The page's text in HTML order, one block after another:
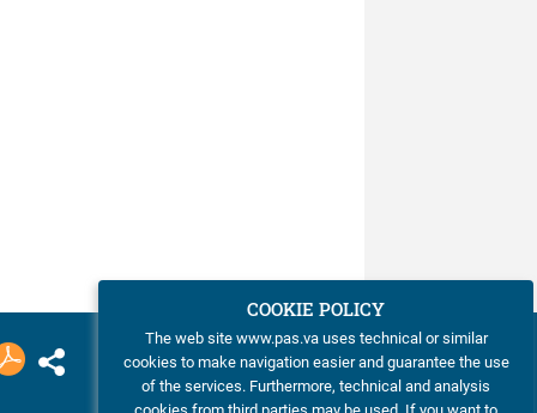
COOKIE POLICY
The web site www.pas.va uses technical or similar
cookies to make navigation easier and guarantee the use
of the services. Furthermore, technical and analysis